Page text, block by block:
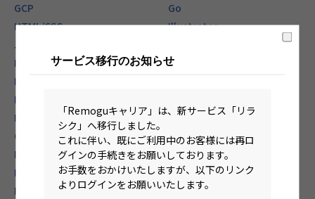
サービス移行のお知らせ
「Remoguキャリア」は、新サービス「リラ
シク」へ移行しました。
これに伴い、既にご利用中のお客様には再ロ
グインの手続きをお願いしております。
お手数をおかけいたしますが、以下のリンク
よりログインをお願いいたします。
GCP
Go
HTML/CSS
Illustrator
Java
Kotlin
Kubernetes
Laravel
MySQL
Node.js
Nuxt.js
Objective-C
Oracle
Perl
Photoshop
PHP
PL/SQL
PostgreSQL
Python